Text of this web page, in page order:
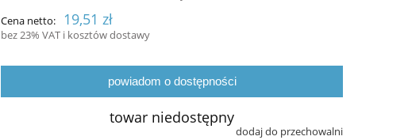
Cena netto:
19,51 zł
bez 23% VAT i kosztów dostawy
powiadom o dostępności
towar niedostępny
dodaj do przechowalni